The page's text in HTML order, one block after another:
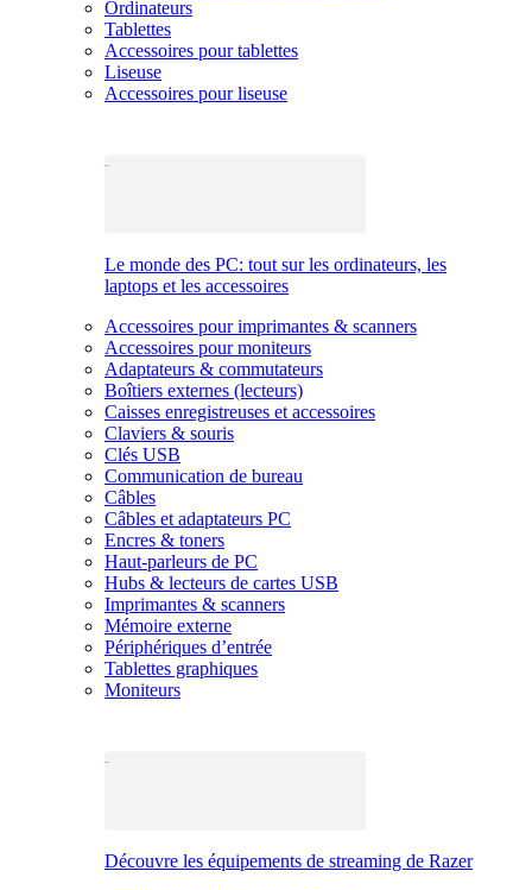
Ordinateurs
Tablettes
Accessoires pour tablettes
Liseuse
Accessoires pour liseuse
Le monde des PC: tout sur les ordinateurs, les
laptops et les accessoires
Accessoires pour imprimantes & scanners
Accessoires pour moniteurs
Adaptateurs & commutateurs
Boîtiers externes (lecteurs)
Caisses enregistreuses et accessoires
Claviers & souris
Clés USB
Communication de bureau
Câbles
Câbles et adaptateurs PC
Encres & toners
Haut-parleurs de PC
Hubs & lecteurs de cartes USB
Imprimantes & scanners
Mémoire externe
Périphériques d’entrée
Tablettes graphiques
Moniteurs
Découvre les équipements de streaming de Razer